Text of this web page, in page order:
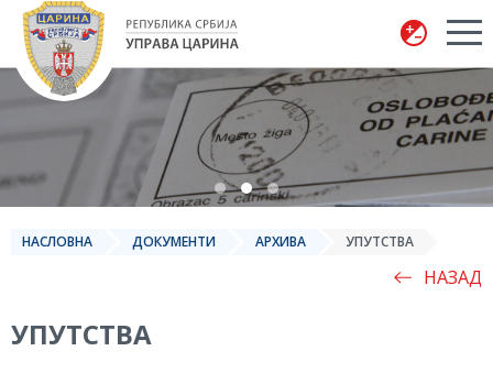
Управа царина
НАСЛОВНА ДОКУМЕНТИ АРХИВА УПУТСТВА
НАЗАД
УПУТСТВА